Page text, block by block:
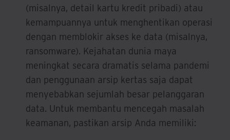
(misalnya, detail kartu kredit pribadi) atau
kemampuannya untuk menghentikan operasi
dengan memblokir akses ke data (misalnya,
ransomware). Kejahatan dunia maya
meningkat secara dramatis selama pandemi
dan penggunaan arsip kertas saja dapat
menyebabkan sejumlah besar pelanggaran
data. Untuk membantu mencegah masalah
keamanan, pastikan arsip Anda memiliki: